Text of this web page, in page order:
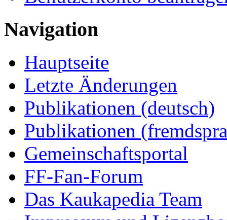
Navigation
Hauptseite
Letzte Änderungen
Publikationen (deutsch)
Publikationen
Gemeinschaftsportal
FF-Fan-Forum
Das Kaukapedia Team